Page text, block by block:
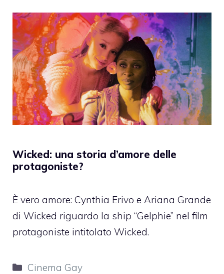
Wicked: una storia d’amore delle
protagoniste?
È vero amore: Cynthia Erivo e Ariana Grande
di Wicked riguardo la ship “Gelphie” nel film
protagoniste intitolato Wicked.
Categorie
Cinema Gay